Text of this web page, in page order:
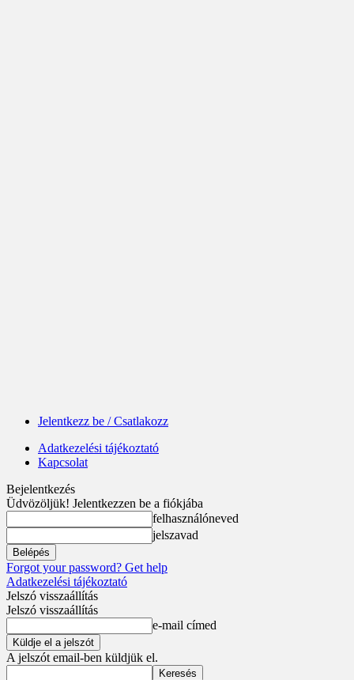
Jelentkezz be / Csatlakozz
Adatkezelési tájékoztató
Kapcsolat
Bejelentkezés
Üdvözöljük! Jelentkezzen be a fiókjába
felhasználóneved
jelszavad
Forgot your password? Get help
Adatkezelési tájékoztató
Jelszó visszaállítás
Jelszó visszaállítás
e-mail címed
A jelszót email-ben küldjük el.